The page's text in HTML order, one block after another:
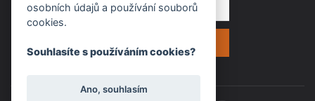
osobních údajů a používání souborů
cookies.
Souhlasíte s používáním cookies?
Ano, souhlasím